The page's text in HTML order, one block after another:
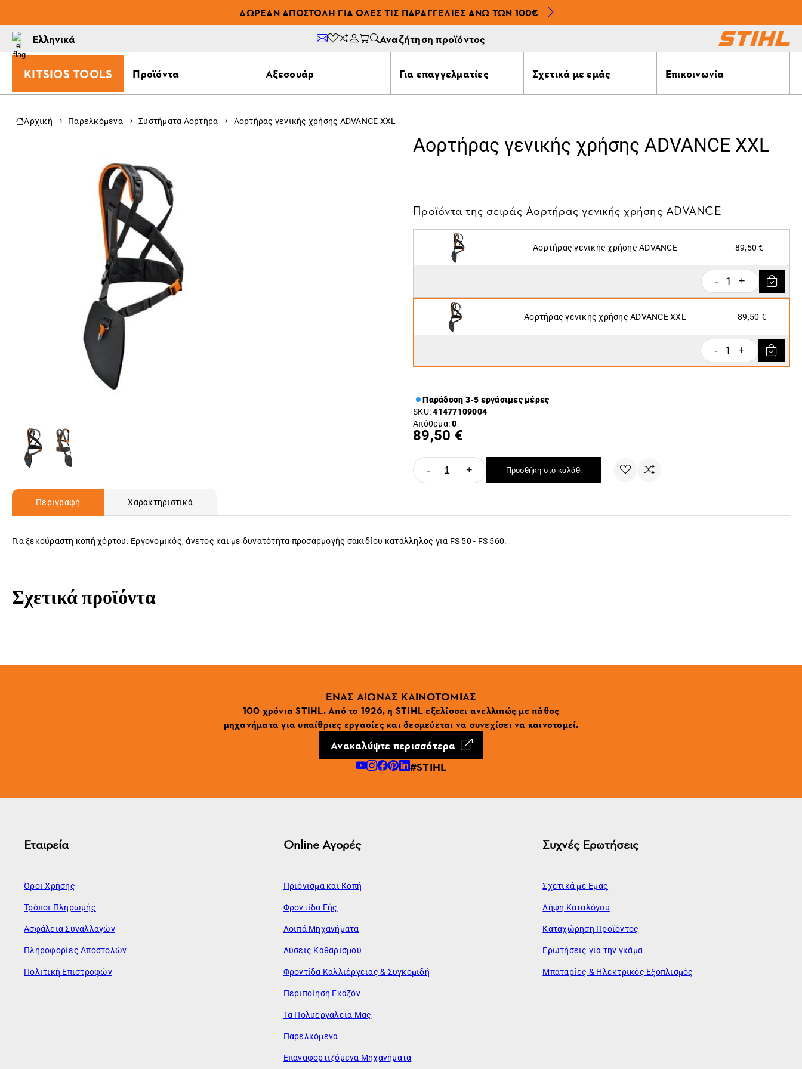
ΔΩΡΕΆΝ ΑΠΟΣΤΟΛΉ ΓΙΑ ΌΛΕΣ ΤΙΣ ΠΑΡΑΓΓΕΛΊΕΣ ΆΝΩ ΤΩΝ 100€
Ελληνικά Αναζήτηση προϊόντος
KITSIOS TOOLS Προϊόντα Αξεσουάρ Για επαγγελματίες Σχετικά με εμάς Επικοινωνία
Αρχική Παρελκόμενα Συστήματα Αορτήρα Αορτήρας γενικής χρήσης ADVANCE XXL
Αορτήρας γενικής χρήσης ADVANCE XXL
Προϊόντα της σειράς Αορτήρας γενικής χρήσης ADVANCE
Αορτήρας γενικής χρήσης ADVANCE 89,50 €
- 1 +
Αορτήρας γενικής χρήσης ADVANCE XXL 89,50 €
- 1 +
Παράδοση 3-5 εργάσιμες μέρες
SKU:41477109004
Απόθεμα:0
89,50 €
- + Προσθήκη στο καλάθι
Περιγραφή Χαρακτηριστικά
Για ξεκούραστη κοπή χόρτου. Εργονομικός, άνετος και με δυνατότητα προσαρμογής σακιδίου κατάλληλος για FS 50 - FS 560.
Σχετικά προϊόντα
ΕΝΑΣ ΑΙΩΝΑΣ ΚΑΙΝΟΤΟΜΙΑΣ
100 χρόνια STIHL. Από το 1926, η STIHL εξελίσσει ανελλιπώς με πάθος
μηχανήματα για υπαίθριες εργασίες και δεσμεύεται να συνεχίσει να καινοτομεί.
Ανακαλύψτε περισσότερα
#STIHL
Εταιρεία
Όροι Χρήσης
Τρόποι Πληρωμής
Ασφάλεια Συναλλαγών
Πληροφορίες Αποστολών
Πολιτική Επιστροφών
Online Αγορές
Πριόνισμα και Κοπή
Φροντίδα Γής
Λοιπά Μηχανήματα
Λύσεις Καθαρισμού
Φροντίδα Καλλιέργειας & Συγκομιδή
Περιποίηση Γκαζόν
Τα Πολυεργαλεία Μας
Παρελκόμενα
Επαναφορτιζόμενα Μηχανήματα
Συχνές Ερωτήσεις
Σχετικά με Εμάς
Λήψη Καταλόγου
Καταχώρηση Προϊόντος
Ερωτήσεις για την γκάμα
Μπαταρίες & Ηλεκτρικός Εξοπλισμός